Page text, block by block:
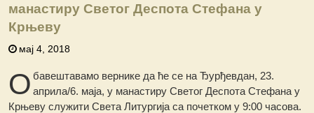
манастиру Светог Деспота Стефана у
Крњеву
мај 4, 2018
О бавештавамо вернике да ће се на Ђурђевдан, 23.
априла/6. маја, у манастиру Светог Деспота Стефана у
Крњеву служити Света Литургија са почетком у 9:00 часова.